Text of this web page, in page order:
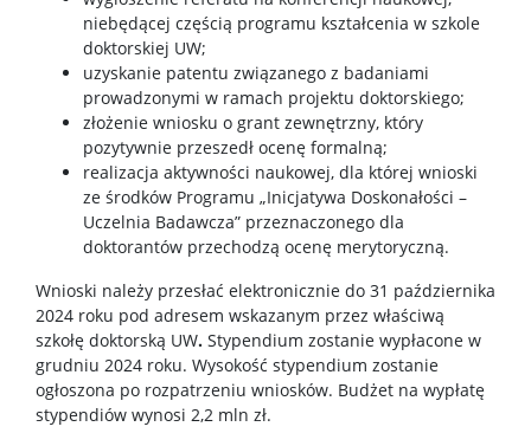
Repozytorium „Dane Badawcze UW”
Serwis Naukowy UW
Baza publikacji
Nasze osiągnięcia
Popularyzacja
Spotkasz nas
niebędącej częścią programu kształcenia w szkole
doktorskiej UW;
uzyskanie patentu związanego z badaniami
prowadzonymi w ramach projektu doktorskiego;
złożenie wniosku o grant zewnętrzny, który
pozytywnie przeszedł ocenę formalną;
realizacja aktywności naukowej, dla której wnioski
ze środków Programu „Inicjatywa Doskonałości –
Uczelnia Badawcza” przeznaczonego dla
doktorantów przechodzą ocenę merytoryczną.
Wnioski należy przesłać elektronicznie do 31 października
2024 roku pod adresem wskazanym przez właściwą
szkołę doktorską UW. Stypendium zostanie wypłacone w
grudniu 2024 roku. Wysokość stypendium zostanie
ogłoszona po rozpatrzeniu wniosków. Budżet na wypłatę
stypendiów wynosi 2,2 mln zł.